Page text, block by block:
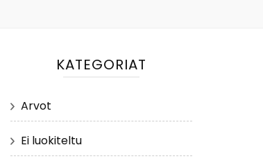
KATEGORIAT
Arvot
Ei luokiteltu